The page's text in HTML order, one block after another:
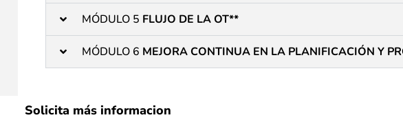
MÓDULO 5 FLUJO DE LA OT**
MÓDULO 6 MEJORA CONTINUA EN LA PLANIFICACIÓN Y
Solicita más informacion